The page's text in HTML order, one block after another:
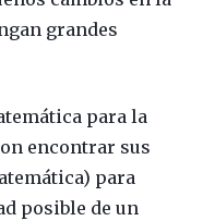
grandes
para la
encontrar sus
para
posible de un